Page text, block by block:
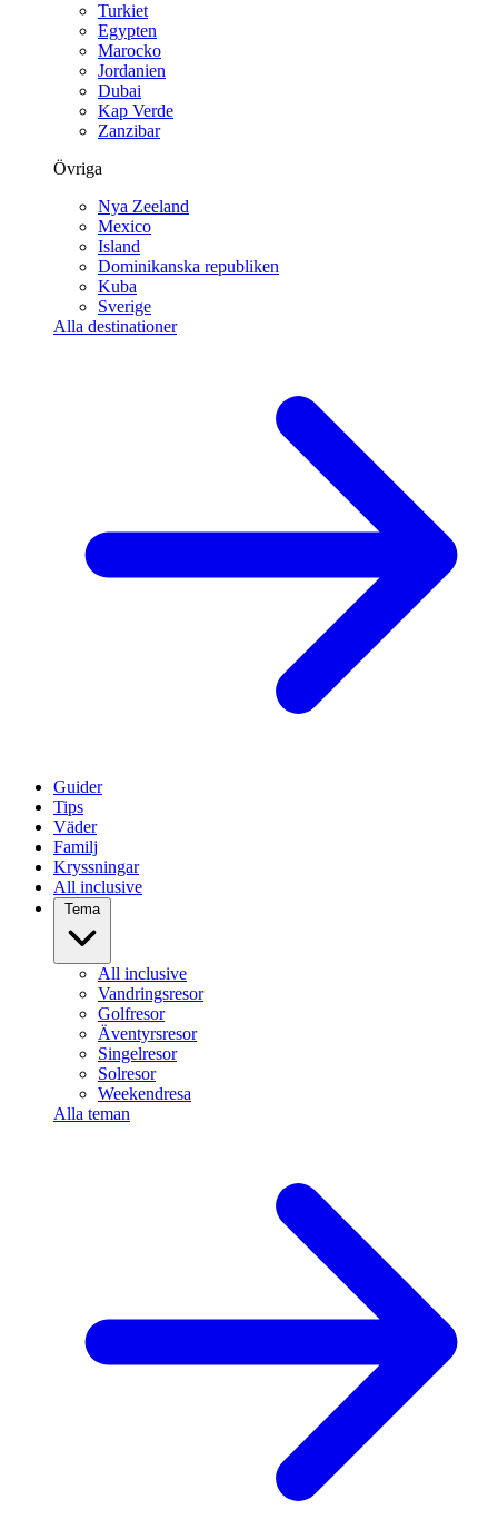
Turkiet
Egypten
Marocko
Jordanien
Dubai
Kap Verde
Zanzibar
Övriga
Nya Zeeland
Mexico
Island
Dominikanska republiken
Kuba
Sverige
Alla destinationer
Guider
Tips
Väder
Familj
Kryssningar
All inclusive
Tema
All inclusive
Vandringsresor
Golfresor
Äventyrsresor
Singelresor
Solresor
Weekendresa
Alla teman